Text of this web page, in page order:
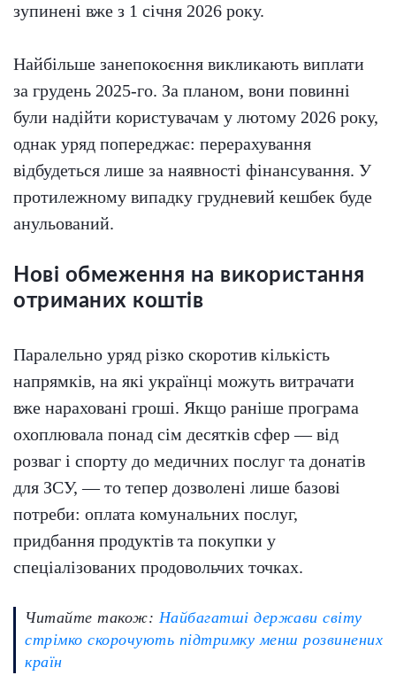
зупинені вже з 1 січня 2026 року.
Найбільше занепокоєння викликають виплати
за грудень 2025-го. За планом, вони повинні
були надійти користувачам у лютому 2026 року,
однак уряд попереджає: перерахування
відбудеться лише за наявності фінансування. У
протилежному випадку грудневий кешбек буде
анульований.
Нові обмеження на використання
отриманих коштів
Паралельно уряд різко скоротив кількість
напрямків, на які українці можуть витрачати
вже нараховані гроші. Якщо раніше програма
охоплювала понад сім десятків сфер — від
розваг і спорту до медичних послуг та донатів
для ЗСУ, — то тепер дозволені лише базові
потреби: оплата комунальних послуг,
придбання продуктів та покупки у
спеціалізованих продовольчих точках.
Читайте також: Найбагатші держави світу
стрімко скорочують підтримку менш розвинених
країн